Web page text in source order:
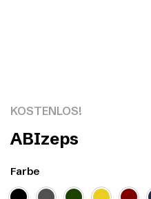
KOSTENLOS!
ABIzeps
Farbe